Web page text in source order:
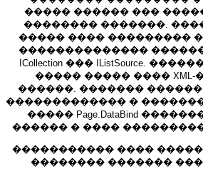
����� ������ ���
�������� �������.
����� ���� ���������
��������������
ICollection ��� IListSource.
����� ����� ����
������. ������� ������
������������� �
����� Page.DataBind
������ � ����
����������� ����
�������� �������